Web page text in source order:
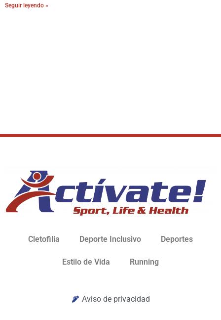
Seguir leyendo »
Cletofilia Deporte Inclusivo Deportes
Estilo de Vida Running
Aviso de privacidad